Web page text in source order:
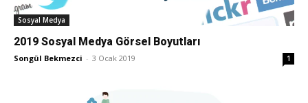
SEO,
Sosyal Medya
2019 Sosyal Medya Görsel Boyutları
Songül Bekmezci - 3 Ocak 2019 1